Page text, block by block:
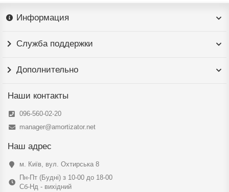
Информация
Служба поддержки
Дополнительно
Наши контакты
096-560-02-20
manager@amortizator.net
Наш адрес
м. Київ, вул. Охтирська 8
Пн-Пт (Будні) з 10-00 до 18-00
Сб-Нд - вихідний